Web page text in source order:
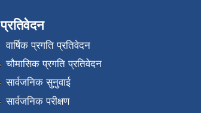
प्रतिवेदन
वार्षिक प्रगति प्रतिवेदन
चौमासिक प्रगति प्रतिवेदन
सार्वजनिक सुनुवाई
सार्वजनिक परीक्षण